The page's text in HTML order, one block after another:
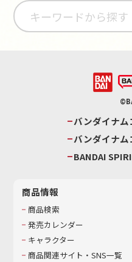
バンダイナム
バンダイナム
BANDAI
商品情報
商品検索
発売カレンダー
キャラクター
商品関連サイト・SNS一覧